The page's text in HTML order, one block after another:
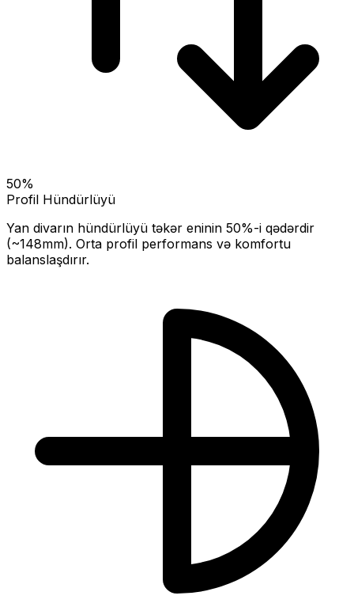
50%
Profil Hündürlüyü
Yan divarın hündürlüyü təkər eninin 50%-i qədərdir
(~148mm). Orta profil performans və komfortu
balanslaşdırır.